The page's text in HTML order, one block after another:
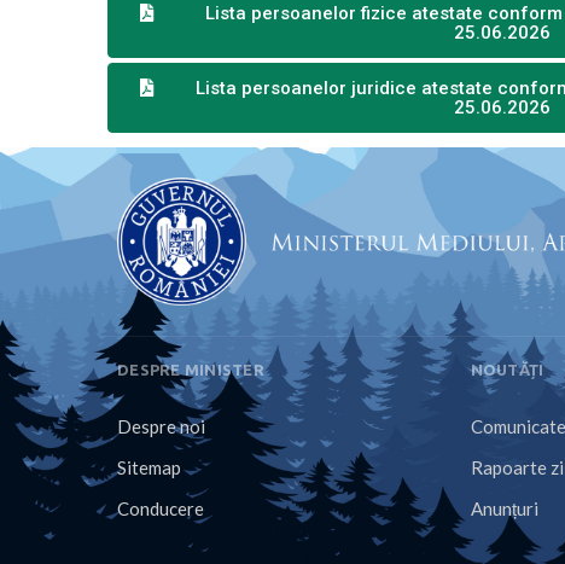
Lista persoanelor fizice atestate
25.06.2026
Lista persoanelor juridice atestate
25.06.2026
DESPRE MINISTER
Despre noi
Sitemap
Conducere
NOUTĂȚI
Rapoarte
Anunțuri